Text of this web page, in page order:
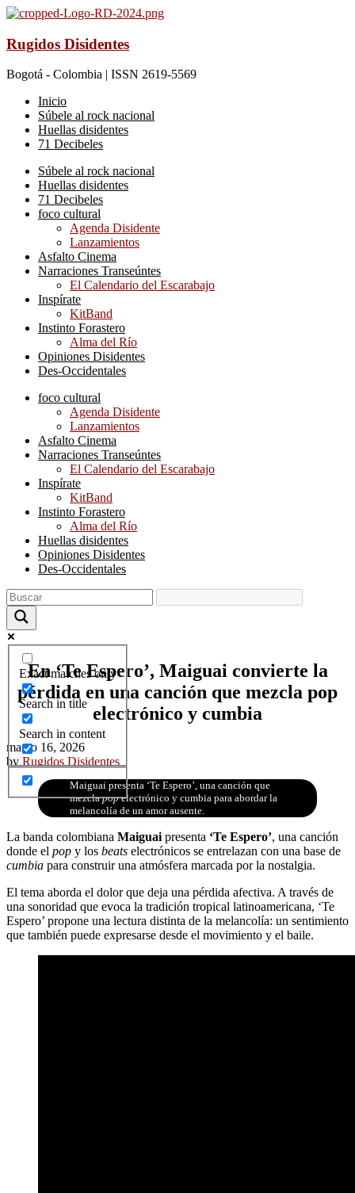
Rugidos Disidentes
Bogotá - Colombia | ISSN 2619-5569
Inicio
Súbele al rock nacional
Huellas disidentes
71 Decibeles
Súbele al rock nacional
Huellas disidentes
71 Decibeles
foco cultural
Agenda Disidente
Lanzamientos
Asfalto Cinema
Narraciones Transeúntes
El Calendario del Escarabajo
Inspírate
KitBand
Instinto Forastero
Alma del Río
Opiniones Disidentes
Des-Occidentales
foco cultural
Agenda Disidente
Lanzamientos
Asfalto Cinema
Narraciones Transeúntes
El Calendario del Escarabajo
Inspírate
KitBand
Instinto Forastero
Alma del Río
Huellas disidentes
Opiniones Disidentes
Des-Occidentales
Exact matches only
Search in title
Search in content
En ‘Te Espero’, Maiguai convierte la
pérdida en una canción que mezcla pop
electrónico y cumbia
marzo 16, 2026
by Rugidos Disidentes
Maiguai presenta ‘Te Espero’, una canción que
mezclapopelectrónico y cumbia para abordar la
melancolía de un amor ausente.
La banda colombiana Maiguai presenta ‘Te Espero’, una canción
donde el pop y los beats electrónicos se entrelazan con una base de
cumbia para construir una atmósfera marcada por la nostalgia.
El tema aborda el dolor que deja una pérdida afectiva. A través de
una sonoridad que evoca la tradición tropical latinoamericana, ‘Te
Espero’ propone una lectura distinta de la melancolía: un sentimiento
que también puede expresarse desde el movimiento y el baile.